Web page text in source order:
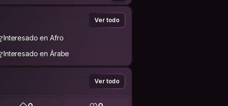
Ver todo
Interesado en Afro
Interesado en Árabe
Ver todo